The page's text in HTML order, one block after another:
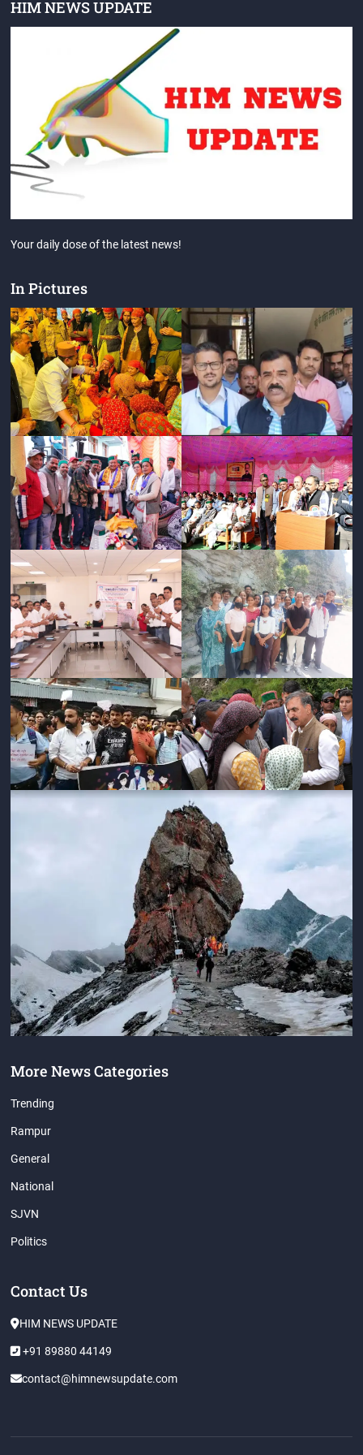
HIM NEWS UPDATE
Your daily dose of the latest news!
In Pictures
More News Categories
Trending
Rampur
General
National
SJVN
Politics
Contact Us
HIM NEWS UPDATE
+91 89880 44149
contact@himnewsupdate.com